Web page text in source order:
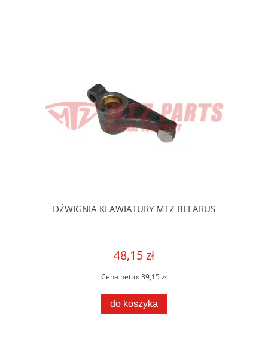
DŹWIGNIA KLAWIATURY MTZ BELARUS
48,15 zł
Cena netto:39,15 zł
do koszyka